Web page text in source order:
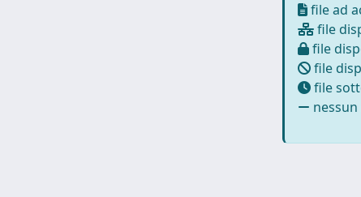
file ad
file
file
file
file